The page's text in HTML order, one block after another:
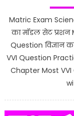
Matric Exam
का मॉडल सेट प्रशन
Question विज्ञान
VVI Question
Chapter Most